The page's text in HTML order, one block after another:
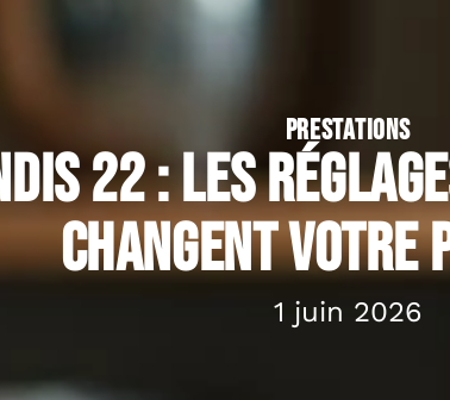
PRESTATIONS
22 : les
changent votre
1 juin 2026